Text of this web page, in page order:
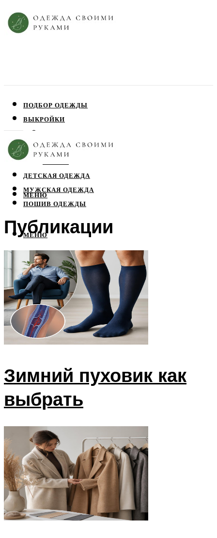
ПОДБОР ОДЕЖДЫ
ВЫКРОЙКИ
ЮБКИ
ДЕТСКАЯ ОДЕЖДА
МУЖСКАЯ ОДЕЖДА
ПОШИВ ОДЕЖДЫ
МЕНЮ
МЕНЮ
Публикации
Зимний пуховик как
выбрать